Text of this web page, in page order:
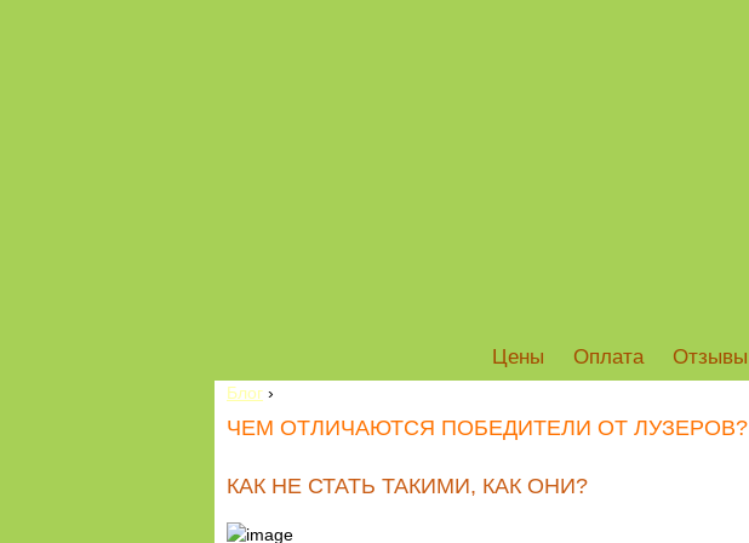
Цены Оплата Отзывы
Блог ›
ЧЕМ ОТЛИЧАЮТСЯ ПОБЕДИТЕЛИ ОТ ЛУЗЕРОВ?
КАК НЕ СТАТЬ ТАКИМИ, КАК ОНИ?